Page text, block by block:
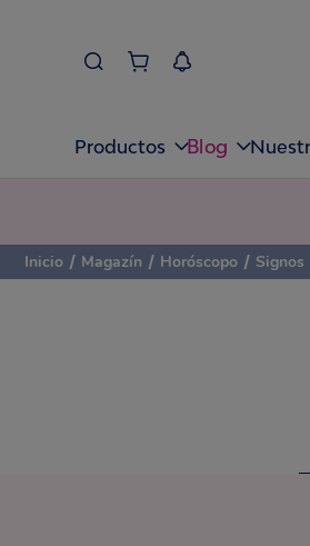
Productos Blog
Inicio / Magazín / Horóscopo / Signos